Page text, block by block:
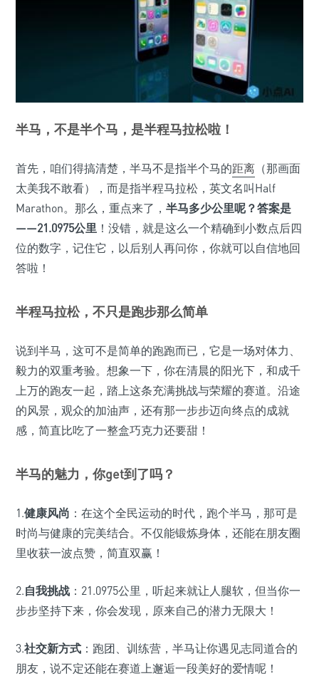
半马，不是半个马，是半程马拉松啦！
首先，咱们得搞清楚，半马不是指半个马的距离 （那画面
太美我不敢看），而是指半程马拉松，英文名叫Half
Marathon。那么，重点来了， 半马多少公里呢？答案是
——21.0975公里 ！没错，就是这么一个精确到小数点后四
位的数字，记住它，以后别人再问你，你就可以自信地回
答啦！
半程马拉松，不只是跑步那么简单
说到半马，这可不是简单的跑跑而已，它是一场对体力、
毅力的双重考验。想象一下，你在清晨的阳光下，和成千
上万的跑友一起，踏上这条充满挑战与荣耀的赛道。沿途
的风景，观众的加油声，还有那一步步迈向终点的成就
感，简直比吃了一整盒巧克力还要甜！
半马的魅力，你get到了吗？
1.健康风尚 ：在这个全民运动的时代，跑个半马，那可是
时尚与健康的完美结合。不仅能锻炼身体，还能在朋友圈
里收获一波点赞，简直双赢！
2.自我挑战 ：21.0975公里，听起来就让人腿软，但当你一
步步坚持下来，你会发现，原来自己的潜力无限大！
3.社交新方式 ：跑团、训练营，半马让你遇见志同道合的
朋友，说不定还能在赛道上邂逅一段美好的爱情呢！